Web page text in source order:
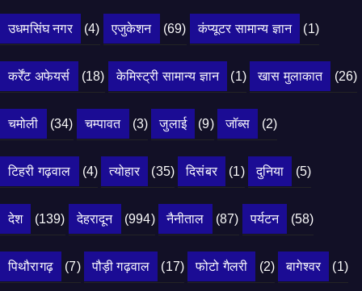
उधमसिंघ नगर (4) एजुकेशन (69) कंप्यूटर सामान्य ज्ञान (1)
कर्रेंट अफेयर्स (18) केमिस्ट्री सामान्य ज्ञान (1) खास मुलाकात (26)
चमोली (34) चम्पावत (3) जुलाई (9) जॉब्स (2)
टिहरी गढ़वाल (4) त्योहार (35) दिसंबर (1) दुनिया (5)
देश (139) देहरादून (994) नैनीताल (87) पर्यटन (58)
पिथौरागढ़ (7) पौड़ी गढ़वाल (17) फोटो गैलरी (2) बागेश्वर (1)